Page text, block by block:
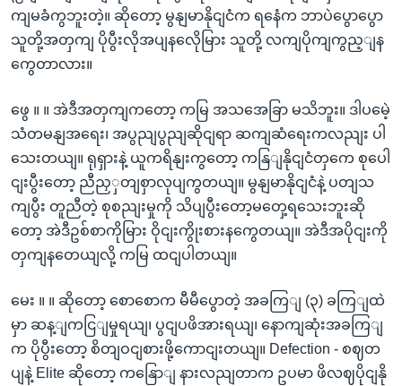
ကျမခံကွဘူးတဲ့။ ဆိုတော့ မွနျမာနိုငျငံက ရနေံက ဘာပဲပွောပွော
သူတို့အတှကျ ပိုပွီးလိုအပျနလေိုမြား သူတို့ လကျပိုကျကွည့ျန
ကွေတာလား။
ဖွေ ။ ။ အဲဒီအတှကျကတော့ ကမြ အသအေခြာ မသိဘူး။ ဒါပမေဲ့
သံတမနျအရေး၊ အပွညျပွညျဆိုငျရာ ဆကျဆံရေးကလညျး ပါ
သေးတယျ။ ရုရှားနဲ့ ယူကရိနျးကွတော့ ကနြျနိုငျငံတှကေ စုပေါ
ငျးပွီးတော့ ညီညှှတျစှာလုပျကွတယျ။ မွနျမာနိုငျငံနဲ့ ပတျသ
ကျပွီး တူညီတဲ့ စုစညျးမှုကို သိပျပွီးတော့မတှေ့ရသေးဘူးဆို
တော့ အဲဒီဥစ်စာကိုမြား ဝိုငျးကွိုးစားနကွေတယျ။ အဲဒီအပိုငျးကို
တှကျနတေယျလို့ ကမြ ထငျပါတယျ။
မေး ။ ။ ဆိုတော့ စောစောက မီမီပွောတဲ့ အခကြျ (၃) ခကြျထဲ
မှာ ဆန့ျကငြျမှုရယျ၊ ပွငျပဖိအားရယျ၊ နောကျဆုံးအခကြျ
က ပိုပွီးတော့ စိတျဝငျစားဖို့ကောငျးတယျ။ Defection - စဈတ
ပျနဲ့ Elite ဆိုတော့ ကနြောျ နားလညျတာက ဥပမာ ဖိလဈပိုငျနို